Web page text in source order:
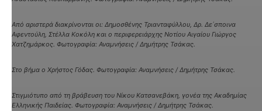
Από αριστερά διακρίνονται οι: Δημοσθένης Τριανταφύλλου, Δρ. Δε΄σποινα
Αφεντούλη, Στέλλα Κοκόλη και ο περιφερειάρχης Νοτίου Αιγαίου Γιώργος
Χατζημάρκος. Φωτογραφία: Αναμνήσεις / Δημήτρης Τσάκας.
Στο βήμα ο Χρήστος Γόδας. Φωτογραφία: Αναμνήσεις / Δημήτρης Τσάκας.
Στιγμιότυπο από τη βράβευση του Νίκου Κατσανεβάκη, γονέα της Ακαδημίας
Ελληνικής Παιδείας. Φωτογραφία: Αναμνήσεις / Δημήτρης Τσάκας.